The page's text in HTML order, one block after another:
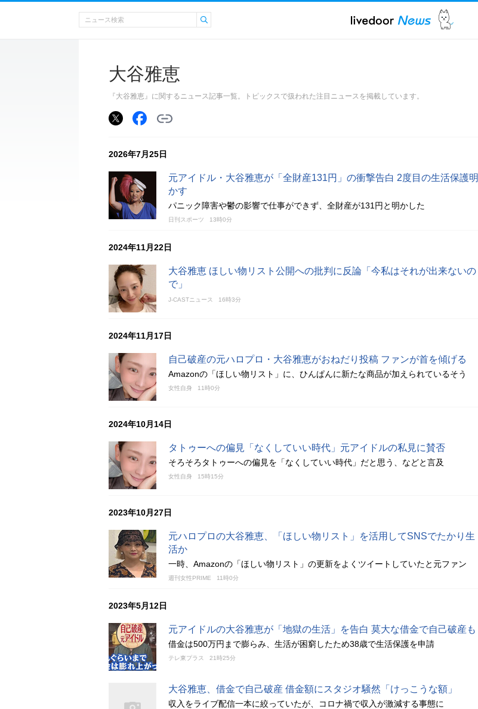
大谷雅恵
『大谷雅恵』に関するニュース記事一覧。トピックスで扱われた注目ニュースを掲載しています。
2026年7月25日
元アイドル・大谷雅恵が「全財産131円」の衝撃告白 2度目の生活保護明
かす
パニック障害や鬱の影響で仕事ができず、全財産が131円と明かした
日刊スポーツ 13時0分
2024年11月22日
大谷雅恵 ほしい物リスト公開への批判に反論「今私はそれが出来ないの
で」
J-CASTニュース 16時3分
2024年11月17日
自己破産の元ハロプロ・大谷雅恵がおねだり投稿 ファンが首を傾げる
Amazonの「ほしい物リスト」に、ひんぱんに新たな商品が加えられているそう
女性自身 11時0分
2024年10月14日
タトゥーへの偏見「なくしていい時代」元アイドルの私見に賛否
そろそろタトゥーへの偏見を「なくしていい時代」だと思う、などと言及
女性自身 15時15分
2023年10月27日
元ハロプロの大谷雅恵、「ほしい物リスト」を活用してSNSでたかり生
活か
一時、Amazonの「ほしい物リスト」の更新をよくツイートしていたと元ファン
週刊女性PRIME 11時0分
2023年5月12日
元アイドルの大谷雅恵が「地獄の生活」を告白 莫大な借金で自己破産も
借金は500万円まで膨らみ、生活が困窮したため38歳で生活保護を申請
テレ東プラス 21時25分
大谷雅恵、借金で自己破産 借金額にスタジオ騒然「けっこうな額」
収入をライブ配信一本に絞っていたが、コロナ禍で収入が激減する事態に